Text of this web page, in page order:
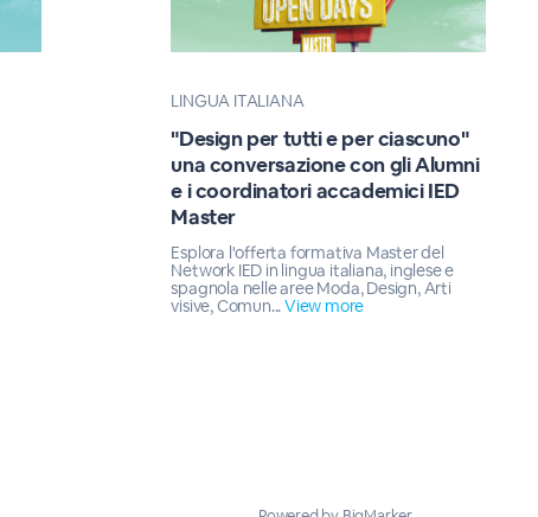
LINGUA ITALIANA
"Design per tutti e per ciascuno"
una conversazione con gli Alumni
e i coordinatori accademici IED
Master
Esplora l'offerta formativa Master del
Network IED in lingua italiana, inglese e
spagnola nelle aree Moda, Design, Arti
visive, Comun...View more